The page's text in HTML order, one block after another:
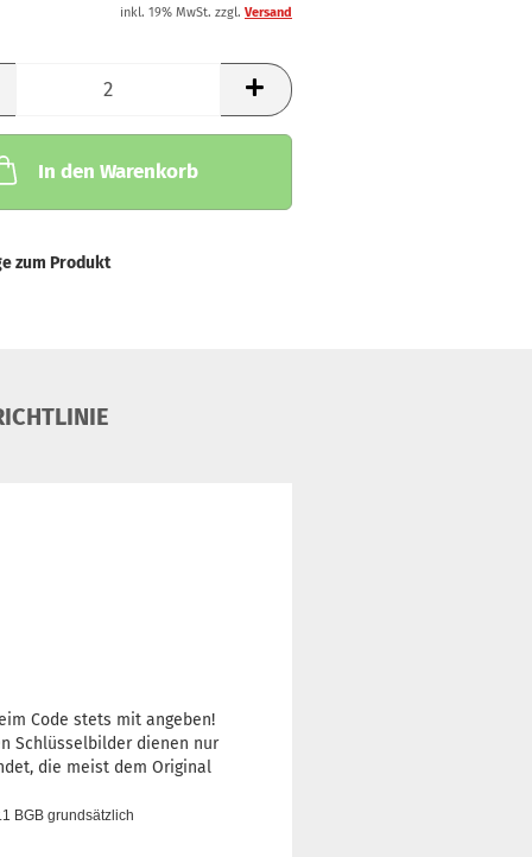
inkl. 19% MwSt. zzgl. Versand
In den Warenkorb
zum Produkt
Code stets mit angeben!
Schlüsselbilder dienen nur
die meist dem Original
BGB grundsätzlich